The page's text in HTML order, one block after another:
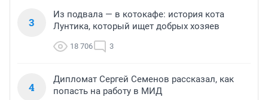
3
Из подвала — в котокафе: история кота
Лунтика, который ищет добрых хозяев
18 706 3
4
Дипломат Сергей Семенов рассказал, как
попасть на работу в МИД